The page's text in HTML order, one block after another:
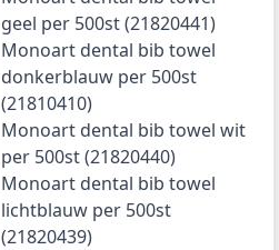
geel per 500st (21820441)
Monoart dental bib towel
donkerblauw per 500st
(21810410)
Monoart dental bib towel wit
per 500st (21820440)
Monoart dental bib towel
lichtblauw per 500st
(21820439)